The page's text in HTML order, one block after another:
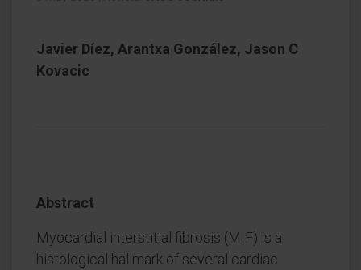
Javier Díez, Arantxa González, Jason C
Kovacic
Abstract
Myocardial interstitial fibrosis (MIF) is a
histological hallmark of several cardiac